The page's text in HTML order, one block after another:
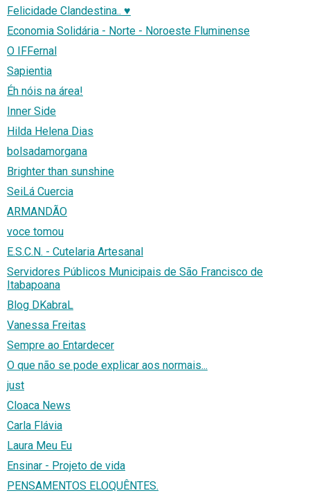
Felicidade Clandestina.. ♥
Economia Solidária - Norte - Noroeste Fluminense
O IFFernal
Sapientia
Éh nóis na área!
Inner Side
Hilda Helena Dias
bolsadamorgana
Brighter than sunshine
SeiLá Cuercia
ARMANDÃO
voce tomou
E.S.C.N. - Cutelaria Artesanal
Servidores Públicos Municipais de São Francisco de
Itabapoana
Blog DKabraL
Vanessa Freitas
Sempre ao Entardecer
O que não se pode explicar aos normais...
just
Cloaca News
Carla Flávia
Laura Meu Eu
Ensinar - Projeto de vida
PENSAMENTOS ELOQUÊNTES.